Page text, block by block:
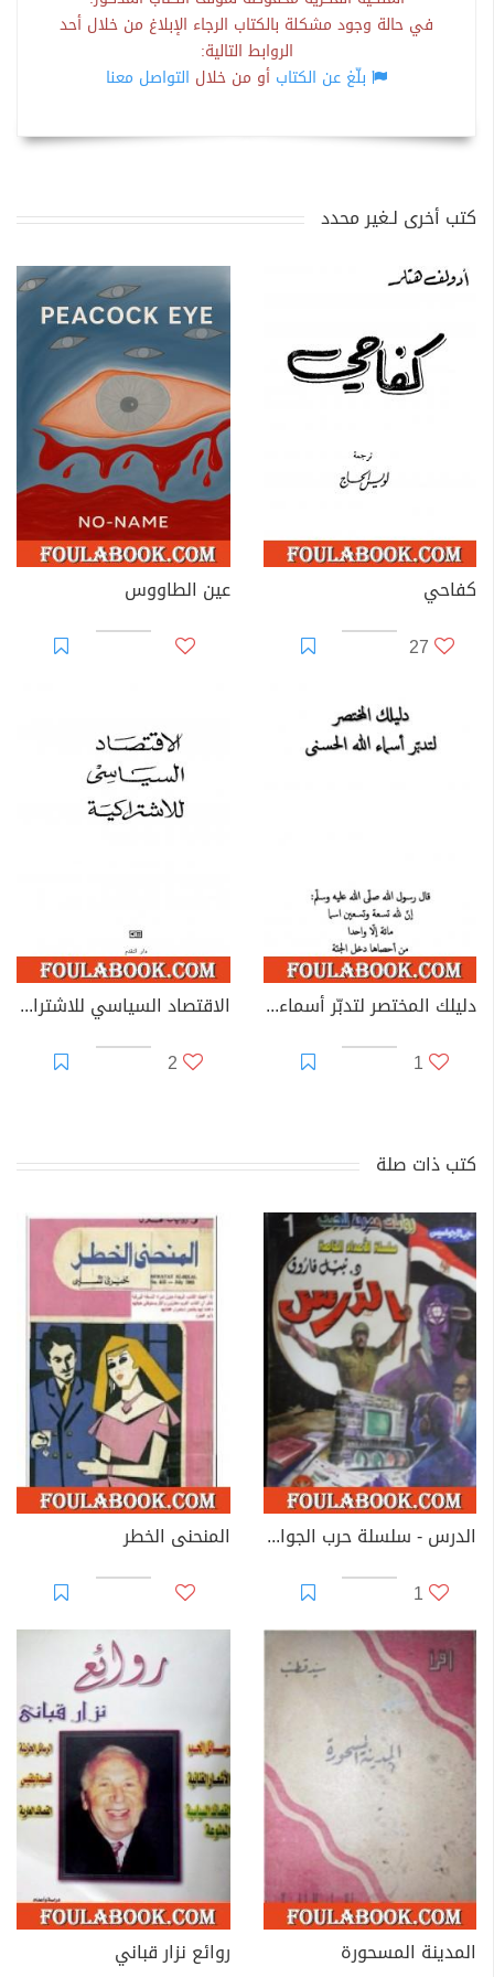
في حالة وجود مشكلة بالكتاب الرجاء الإبلاغ من خلال أحد
الروابط التالية:
بلّغ عن الكتاب أو من خلال التواصل معنا
كتب أخرى لـغير محدد
كفاحي
27
عين الطاووس
دليلك المختصر لتدبّر أسماء الله الحسنى
1
الاقتصاد السياسي للاشتراكية
2
كتب ذات صلة
الدرس - سلسلة حرب الجواسيس
1
المنحنى الخطر
المدينة المسحورة روائع نزار قباني